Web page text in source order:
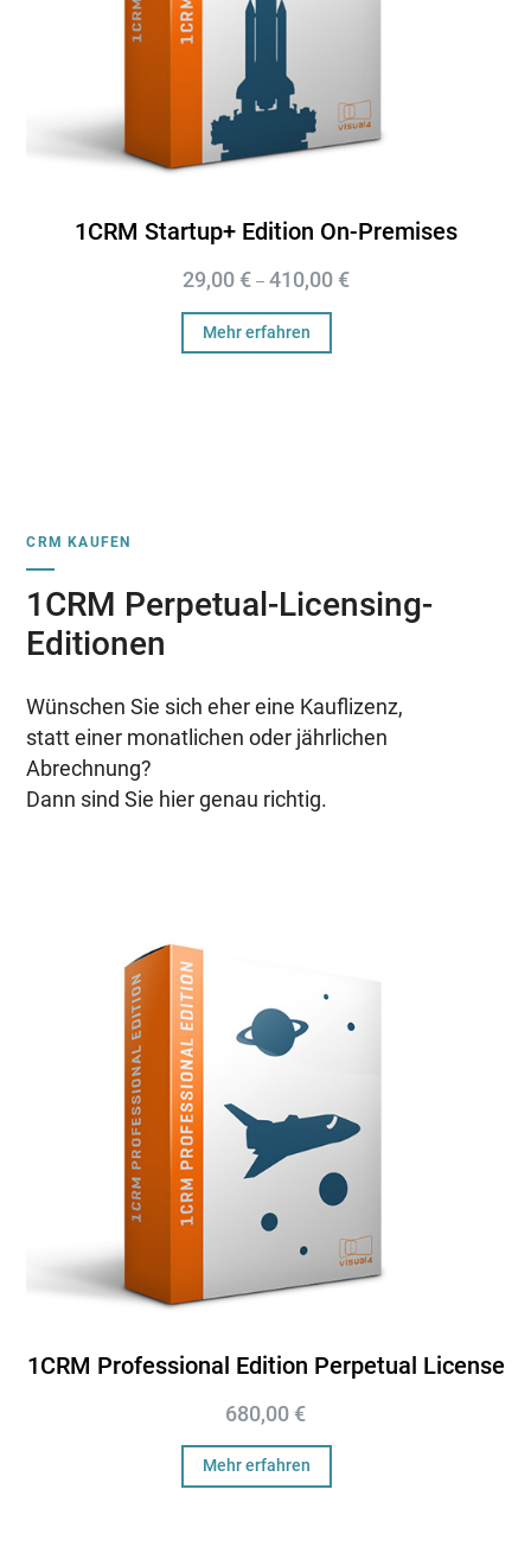
1CRM Startup+ Edition On-Premises
29,00 €– 410,00 €
Mehr erfahren
CRM KAUFEN
1CRM Perpetual-Licensing-
Editionen
Wünschen Sie sich eher eine Kauflizenz,
statt einer monatlichen oder jährlichen
Abrechnung?
Dann sind Sie hier genau richtig.
1CRM Professional Edition Perpetual License
680,00 €
Mehr erfahren